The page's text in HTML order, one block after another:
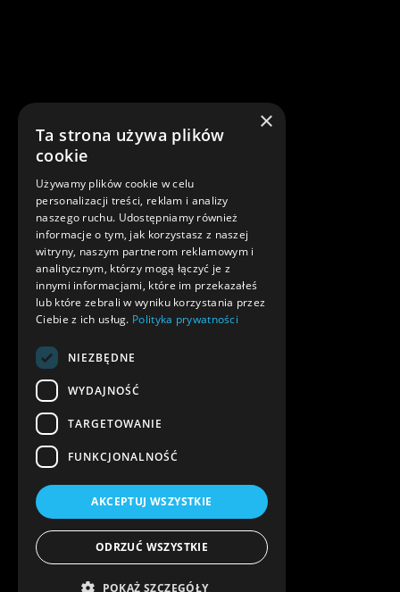
×
Ta strona używa plików
cookie
Używamy plików cookie w celu
personalizacji treści, reklam i analizy
naszego ruchu. Udostępniamy również
informacje o tym, jak korzystasz z naszej
witryny, naszym partnerom reklamowym i
analitycznym, którzy mogą łączyć je z
innymi informacjami, które im przekazałeś
lub które zebrali w wyniku korzystania przez
Ciebie z ich usług. Polityka prywatności
NIEZBĘDNE
WYDAJNOŚĆ
TARGETOWANIE
FUNKCJONALNOŚĆ
AKCEPTUJ WSZYSTKIE
ODRZUĆ WSZYSTKIE
POKAŻ SZCZEGÓŁY